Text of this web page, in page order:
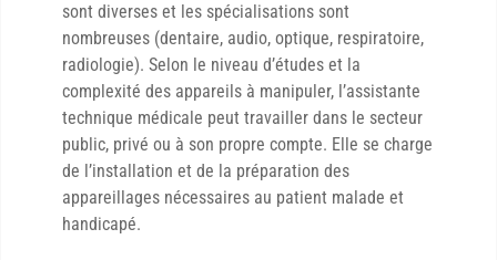
sont diverses et les spécialisations sont
nombreuses (dentaire, audio, optique, respiratoire,
radiologie). Selon le niveau d’études et la
complexité des appareils à manipuler, l’assistante
technique médicale peut travailler dans le secteur
public, privé ou à son propre compte. Elle se charge
de l’installation et de la préparation des
appareillages nécessaires au patient malade et
handicapé.